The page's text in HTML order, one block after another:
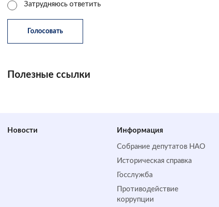
Затрудняюсь ответить
Полезные ссылки
Новости Информация
Собрание депутатов НАО
Историческая справка
Госслужба
Противодействие
коррупции